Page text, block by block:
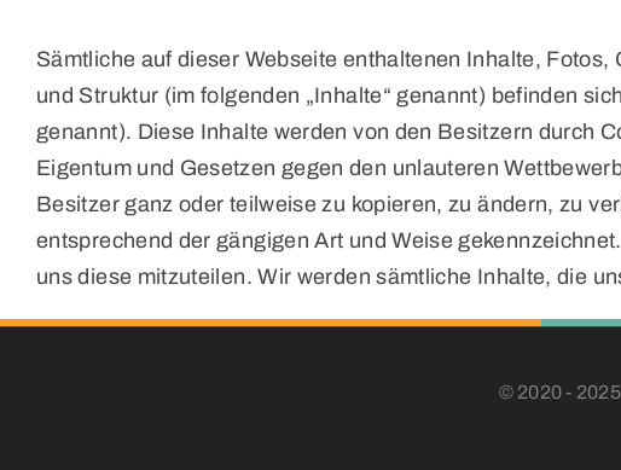
Sämtliche auf dieser Webseite enthaltenen Inhalte,
und Struktur (im folgenden „Inhalte“ genannt) befinden
genannt). Diese Inhalte werden von den Besitzern durch
Eigentum und Gesetzen gegen den unlauteren
Besitzer ganz oder teilweise zu kopieren, zu ändern, zu
entsprechend der gängigen Art und Weise
uns diese mitzuteilen. Wir werden sämtliche Inhalte, die
© 2020 -